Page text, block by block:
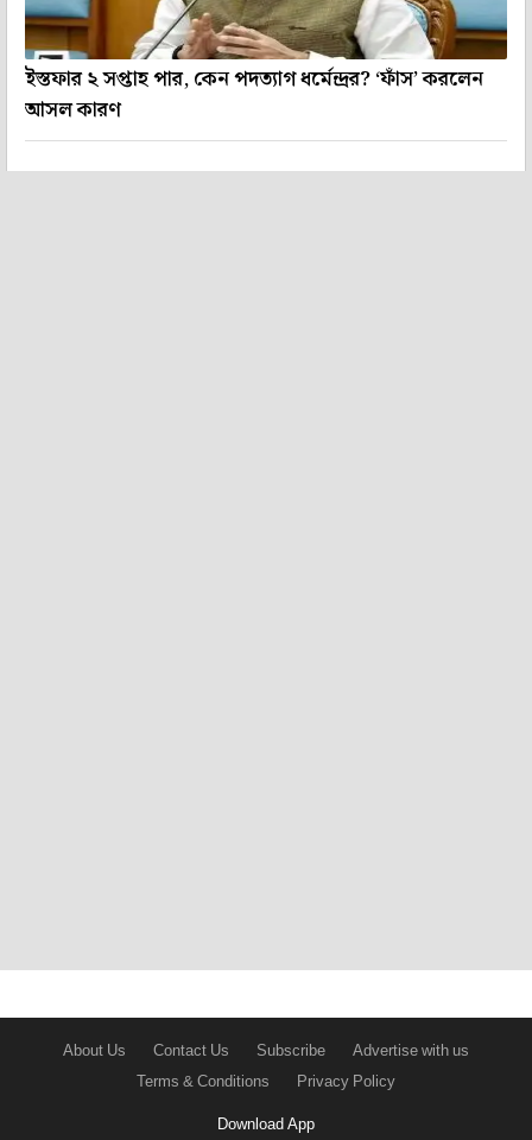
ইস্তফার ২ সপ্তাহ পার, কেন পদত্যাগ ধর্মেন্দ্রর? ‘ফাঁস’ করলেন
আসল কারণ
About Us Contact Us Subscribe
Advertise with us
Terms & Conditions
Privacy Policy
Download App